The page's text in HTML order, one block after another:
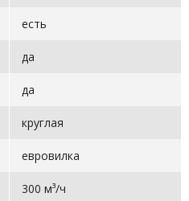
есть
да
да
круглая
евровилка
300 м³/ч